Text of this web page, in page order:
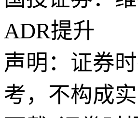
ADR提升
声明：证券
考，不构成